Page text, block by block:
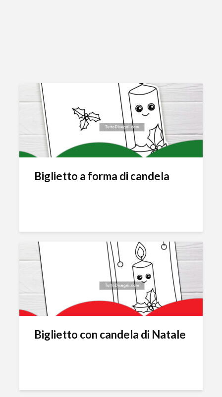
Biglietto a forma di candela
Biglietto con candela di Natale